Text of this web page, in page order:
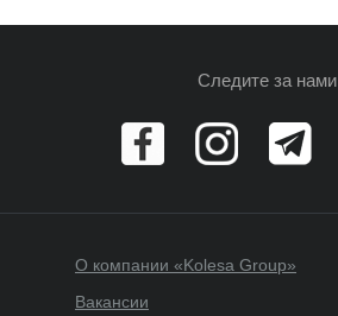
Следите за нами
О компании «Kolesa Group»
Вакансии